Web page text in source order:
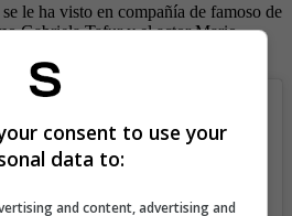
le ha visto en compañía de famoso de
Gabriela Tafur y el actor Mario
consent to use your
data to:
and content, advertising and